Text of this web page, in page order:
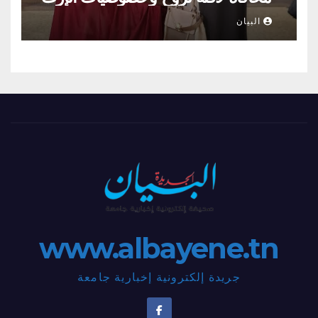
العمراني والحراك الإنساني بلمسات
أنثويٌة مدهشة”
البيان
www.albayene.tn
جريدة إلكترونية إخبارية جامعة